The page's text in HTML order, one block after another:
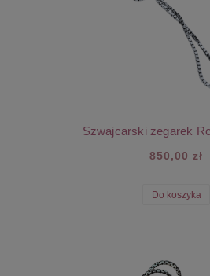
Szwajcarski zegarek
850,00 zł
Do koszyka